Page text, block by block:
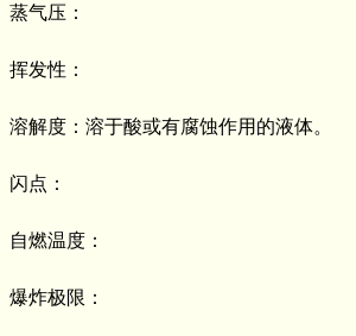
蒸气压：
挥发性：
溶解度：溶于酸或有腐蚀作用的液体。
闪点：
自燃温度：
爆炸极限：